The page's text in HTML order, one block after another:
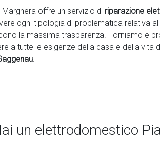
offre un servizio di riparazione
ogni tipologia di problematica relativa
la massima trasparenza. Forniamo e
a tutte le esigenze della casa e della
.
un elettrodomestico